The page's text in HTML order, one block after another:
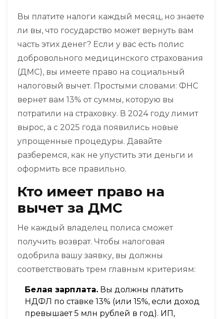
Вы платите налоги каждый месяц, но знаете
ли вы, что государство может вернуть вам
часть этих денег? Если у вас есть полис
добровольного медицинского страхования
(ДМС), вы имеете право на социальный
налоговый вычет. Простыми словами: ФНС
вернет вам 13% от суммы, которую вы
потратили на страховку. В 2024 году лимит
вырос, а с 2025 года появились новые
упрощенные процедуры. Давайте
разберемся, как не упустить эти деньги и
оформить все правильно.
Кто имеет право на
вычет за ДМС
Не каждый владелец полиса сможет
получить возврат. Чтобы налоговая
одобрила вашу заявку, вы должны
соответствовать трем главным критериям:
Белая зарплата. Вы должны платить
НДФЛ по ставке 13% (или 15%, если доход
превышает 5 млн рублей в год). ИП,